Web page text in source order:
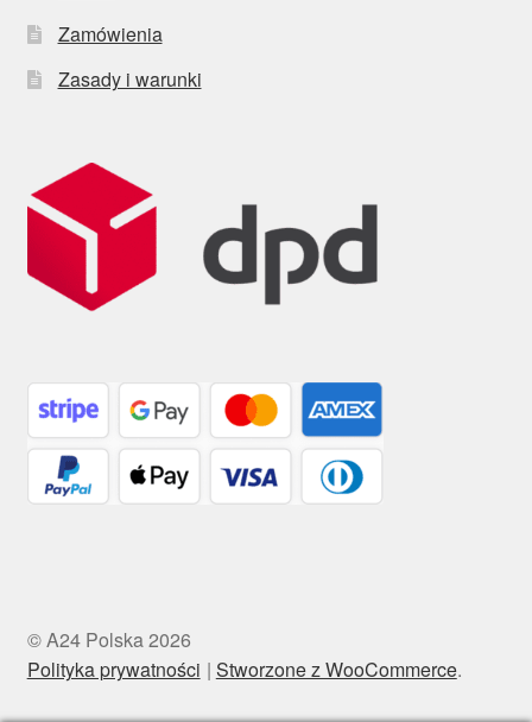
Zamówienia
Zasady i warunki
© A24 Polska 2026
Polityka prywatności
Stworzone z WooCommerce.